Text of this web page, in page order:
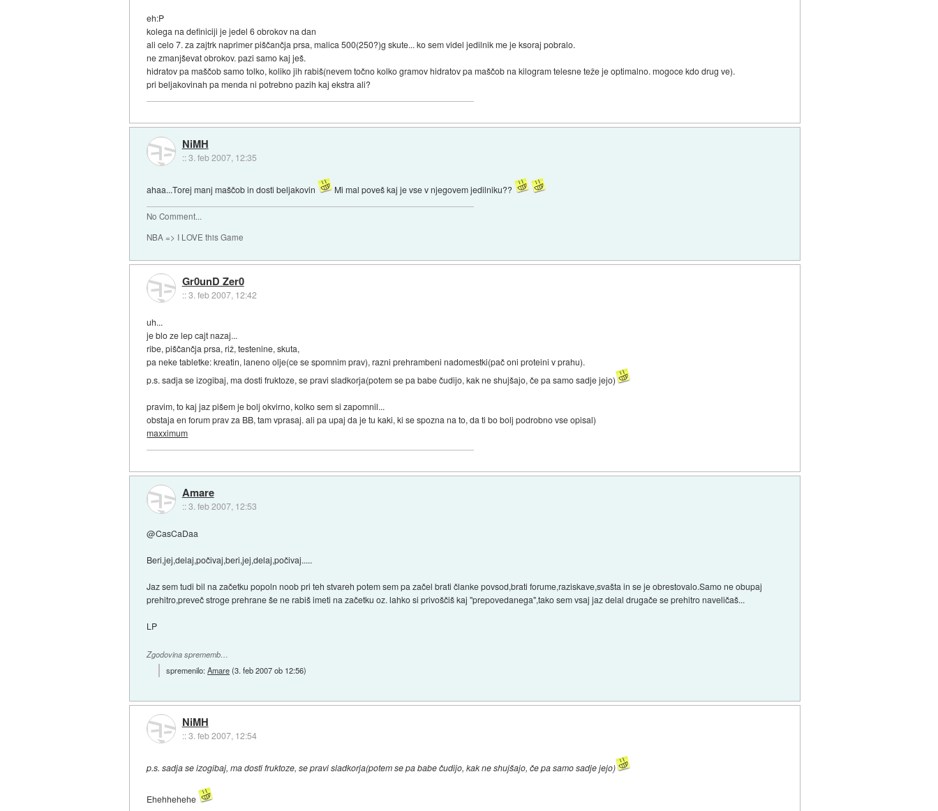
eh:P
kolega na definiciji je jedel 6 obrokov na dan
ali celo 7. za zajtrk naprimer piščančja prsa, malica 500(250?)g skute... ko sem videl jedilnik me je ksoraj pobralo.
ne zmanjševat obrokov. pazi samo kaj ješ.
hidratov pa maščob samo tolko, koliko jih rabiš(nevem točno kolko gramov hidratov pa maščob na kilogram telesne teže je optimalno. mogoce kdo drug ve).
pri beljakovinah pa menda ni potrebno pazih kaj ekstra ali?
NiMH
::3. feb 2007, 12:35
ahaa...Torej manj maščob in dosti beljakovin Mi mal poveš kaj je vse v njegovem jedilniku??
No Comment...
NBA => I LOVE this Game
Gr0unD Zer0
::3. feb 2007, 12:42
uh...
je blo ze lep cajt nazaj...
ribe, piščančja prsa, riž, testenine, skuta,
pa neke tabletke: kreatin, laneno olje(ce se spomnim prav), razni prehrambeni nadomestki(pač oni proteini v prahu).
p.s. sadja se izogibaj, ma dosti fruktoze, se pravi sladkorja(potem se pa babe čudijo, kak ne shujšajo, če pa samo sadje jejo)
pravim, to kaj jaz pišem je bolj okvirno, kolko sem si zapomnil...
obstaja en forum prav za BB, tam vprasaj. ali pa upaj da je tu kaki, ki se spozna na to, da ti bo bolj podrobno vse opisal)
maxximum
Amare
::3. feb 2007, 12:53
@CasCaDaa
Beri,jej,delaj,počivaj,beri,jej,delaj,počivaj.....
Jaz sem tudi bil na začetku popoln noob pri teh stvareh potem sem pa začel brati članke povsod,brati forume,raziskave,svašta in se je obrestovalo.Samo ne obupaj
prehitro,preveč stroge prehrane še ne rabiš imeti na začetku oz. lahko si privoščiš kaj "prepovedanega",tako sem vsaj jaz delal drugače se prehitro naveličaš...
LP
Zgodovina sprememb…
spremenilo:Amare(3. feb 2007 ob 12:56)
NiMH
::3. feb 2007, 12:54
p.s. sadja se izogibaj, ma dosti fruktoze, se pravi sladkorja(potem se pa babe čudijo, kak ne shujšajo, če pa samo sadje jejo)
Ehehhehehe